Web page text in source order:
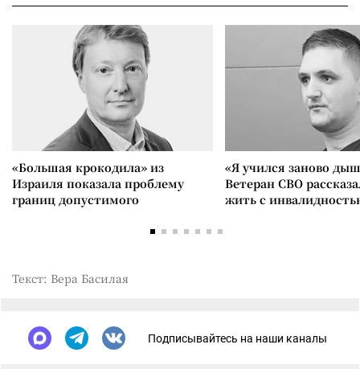
«Большая крокодила» из
Израиля показала проблему
границ допустимого
«Я учился заново
Ветеран СВО
жить с
Текст: Вера Басилая
Подписывайтесь на наши каналы